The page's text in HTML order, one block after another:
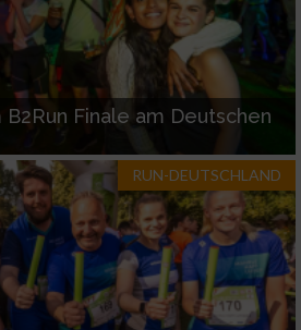
Finale am Deutschen
RUN-DEUTSCHLAND